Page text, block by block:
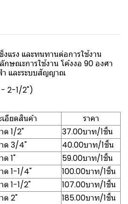
แรง และทนทานต่อการใช้งาน
ษณะการใช้งาน โค้งงอ 90 องศา
และระบบสัญญาณ
- 2-1/2")
เอียดสินค้า
ราคา
ด 1/2"
37.00บาท/1ชิ้น
ด 3/4"
40.00บาท/1ชิ้น
ด 1"
59.00บาท/1ชิ้น
ด 1-1/4"
100.00บาท/1ชิ้น
ด 1-1/2"
107.00บาท/1ชิ้น
ด 2"
185.00บาท/1ชิ้น